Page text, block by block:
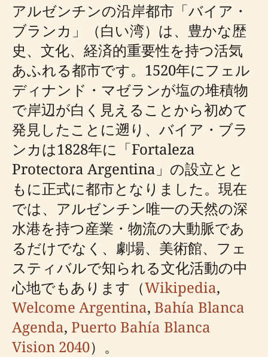
アルゼンチンの沿岸都市「バイア・
ブランカ」（白い湾）は、豊かな歴
史、文化、経済的重要性を持つ活気
あふれる都市です。1520年にフェル
ディナンド・マゼランが塩の堆積物
で岸辺が白く見えることから初めて
発見したことに遡り、バイア・ブラ
ンカは1828年に「Fortaleza
Protectora Argentina」の設立とと
もに正式に都市となりました。現在
では、アルゼンチン唯一の天然の深
水港を持つ産業・物流の大動脈であ
るだけでなく、劇場、美術館、フェ
スティバルで知られる文化活動の中
心地でもあります（Wikipedia,
Welcome Argentina, Bahía Blanca
Agenda, Puerto Bahía Blanca
Vision 2040）。